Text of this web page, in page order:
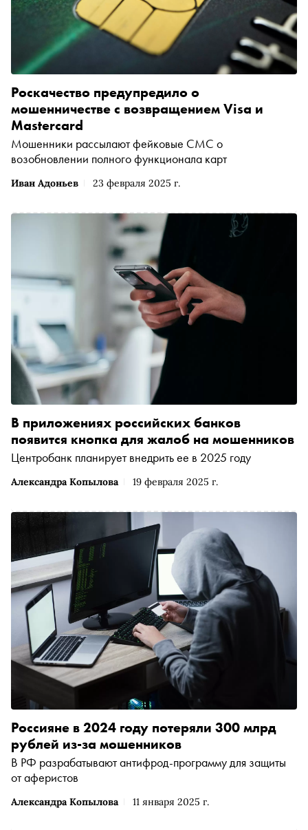
Иван Адоньев 23 февраля 2025 г.
Роскачество предупредило о
мошенничестве с возвращением Visa и
Mastercard
Мошенники рассылают фейковые СМС о
возобновлении полного функционала карт
Александра Копылова 19 февраля 2025 г.
В приложениях российских банков
появится кнопка для жалоб на мошенников
Центробанк планирует внедрить ее в 2025 году
Александра Копылова 11 января 2025 г.
Россияне в 2024 году потеряли 300 млрд
рублей из-за мошенников
В РФ разрабатывают антифрод-программу для защиты
от аферистов